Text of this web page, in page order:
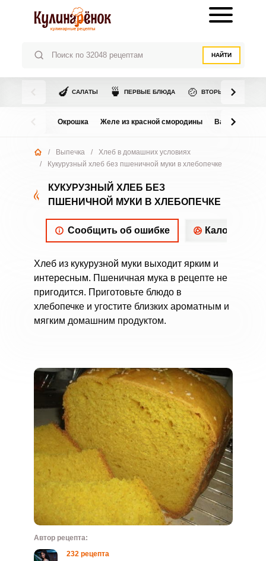
НАЙТИ
🍆 САЛАТЫ 🍵 ПЕРВЫЕ БЛЮДА 🍲 ВТОРЫЕ БЛЮДА
Окрошка Желе из красной смородины Варенье из
/ Выпечка /
Хлеб в домашних условиях
/
Кукурузный хлеб без пшеничной муки в хлебопечке
КУКУРУЗНЫЙ ХЛЕБ БЕЗ
ПШЕНИЧНОЙ МУКИ В ХЛЕБОПЕЧКЕ
Сообщить об ошибке
Хлеб из кукурузной муки выходит ярким и
интересным. Пшеничная мука в рецепте не
пригодится. Приготовьте блюдо в
хлебопечке и угостите близких ароматным и
мягким домашним продуктом.
Автор рецепта:
232 рецепта